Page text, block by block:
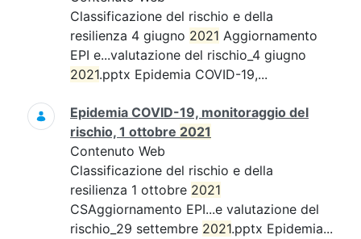
Classificazione del rischio e della
resilienza 4 giugno 2021 Aggiornamento
EPI e...valutazione del rischio_4 giugno
2021.pptx Epidemia COVID-19,...
Epidemia COVID-19, monitoraggio del
rischio, 1 ottobre 2021
Contenuto Web
Classificazione del rischio e della
resilienza 1 ottobre 2021
CSAggiornamento EPI...e valutazione del
rischio_29 settembre 2021.pptx Epidemia...